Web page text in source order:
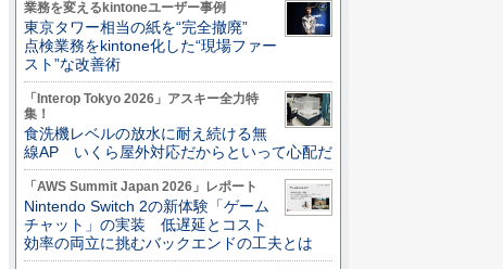
業務を変えるkintoneユーザー事例
東京タワー相当の紙を“完全撤廃”
点検業務をkintone化した“現場ファー
スト”な改善術
「Interop Tokyo 2026」アスキー全力特
集！
食洗機レベルの放水に耐え続ける無
線AP いくら屋外対応だからといって心配だ
「AWS Summit Japan 2026」レポート
Nintendo Switch 2の新体験「ゲーム
チャット」の実装 低遅延とコスト
効率の両立に挑むバックエンドの工夫とは